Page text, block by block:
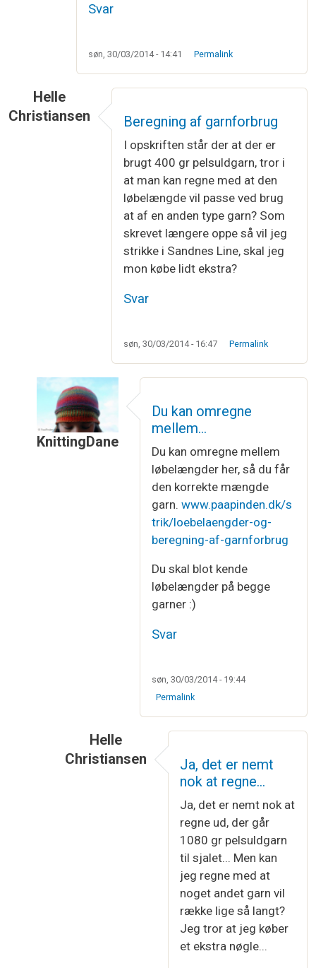
Svar
søn, 30/03/2014 - 14:41 Permalink
Helle
Christiansen
Beregning af garnforbrug
I opskriften står der at der er
brugt 400 gr pelsuldgarn, tror i
at man kan regne med at den
løbelængde vil passe ved brug
at af en anden type garn? Som
skrevet længere oppe så vil jeg
strikke i Sandnes Line, skal jeg
mon købe lidt ekstra?
Svar
søn, 30/03/2014 - 16:47 Permalink
KnittingDane
Beregning af garnforbrugafHelle
Du kan omregne
mellem…
Du kan omregne mellem
løbelængder her, så du får
den korrekte mængde
garn. www.paapinden.dk/s
trik/loebelaengder-og-
beregning-af-garnforbrug
Du skal blot kende
løbelængder på begge
garner :)
Svar
søn, 30/03/2014 - 19:44
Permalink
Helle
Christiansen
Du kan omregne mellem…
Ja, det er nemt
nok at regne…
Ja, det er nemt nok at
regne ud, der går
1080 gr pelsuldgarn
til sjalet... Men kan
jeg regne med at
noget andet garn vil
række lige så langt?
Jeg tror at jeg køber
et ekstra nøgle...